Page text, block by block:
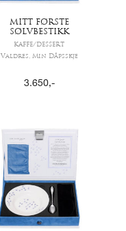
MITT FØRSTE
SØLVBESTIKK
KAFFE/DESSERT
Valdres, Min Dåpsskje
3.650,-